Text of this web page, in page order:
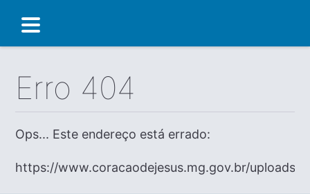
Erro 404
Ops... Este endereço está errado:
https://www.coracaodejesus.mg.gov.br/uploads/